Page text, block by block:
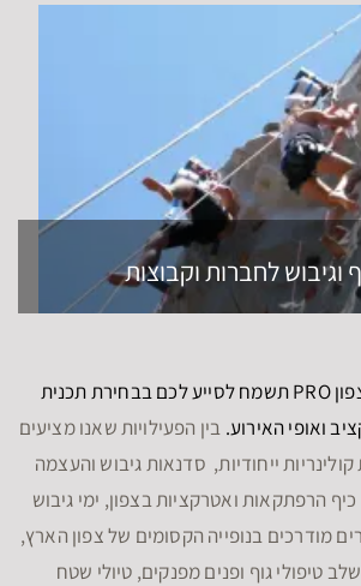
וגיבוש לחברות וקבוצות
מחלקת ההפקה לצפון PRO תשמח לסייע לכם בבחירת תכנית
ואופי האירוע. בין הפעילויות שאנו מציעים
קולינריות ייחודיות, סדנאות גיבוש והעצמה
הרפתקאות ואטרקציות בצפון, ימי גיבוש
מודרכים בנופייה הקסומים של צפון הארץ,
טיפולי גוף ופנים מפנקים, טיולי שטח